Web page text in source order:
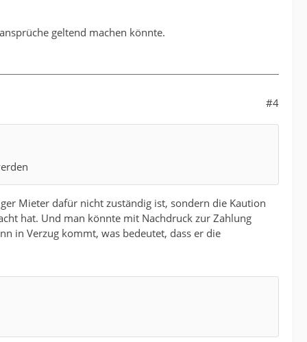
geltend machen könnte.
#4
Mieter dafür nicht zuständig ist, sondern die Kaution
hat. Und man könnte mit Nachdruck zur Zahlung
in Verzug kommt, was bedeutet, dass er die